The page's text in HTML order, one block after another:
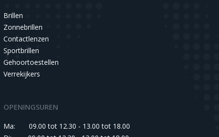
Brillen
Zonnebrillen
Contactlenzen
Sportbrillen
Gehoortoestellen
Verrekijkers
OPENINGSUREN
Ma:
09.00 tot 12.30 - 13.00 tot 18.00